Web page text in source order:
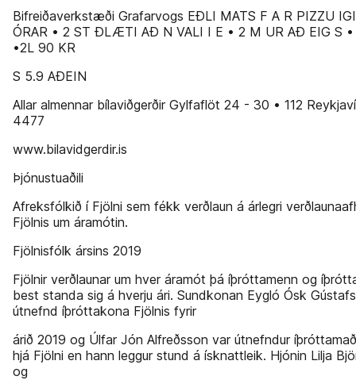
Bifreiðaverkstæði Grafarvogs EÐLI MATS F A R PIZZU
ÓRAR • 2 ST ÐLÆTI AÐ N VALI I E • 2 M UR AÐ EIG S •
•2L 90 KR
S 5.9 AÐEIN
Allar almennar bílaviðgerðir Gylfaflöt 24 - 30 • 112
4477
www.bilavidgerdir.is
Þjónustuaðili
Afreksfólkið í Fjölni sem fékk verðlaun á árlegri
Fjölnis um áramótin.
Fjölnisfólk ársins 2019
Fjölnir verðlaunar um hver áramót þá íþróttamenn og
best standa sig á hverju ári. Sundkonan Eygló Ósk
útnefnd íþróttakona Fjölnis fyrir
árið 2019 og Úlfar Jón Alfreðsson var útnefndur
hjá Fjölni en hann leggur stund á ísknattleik. Hjónin Lilja
og